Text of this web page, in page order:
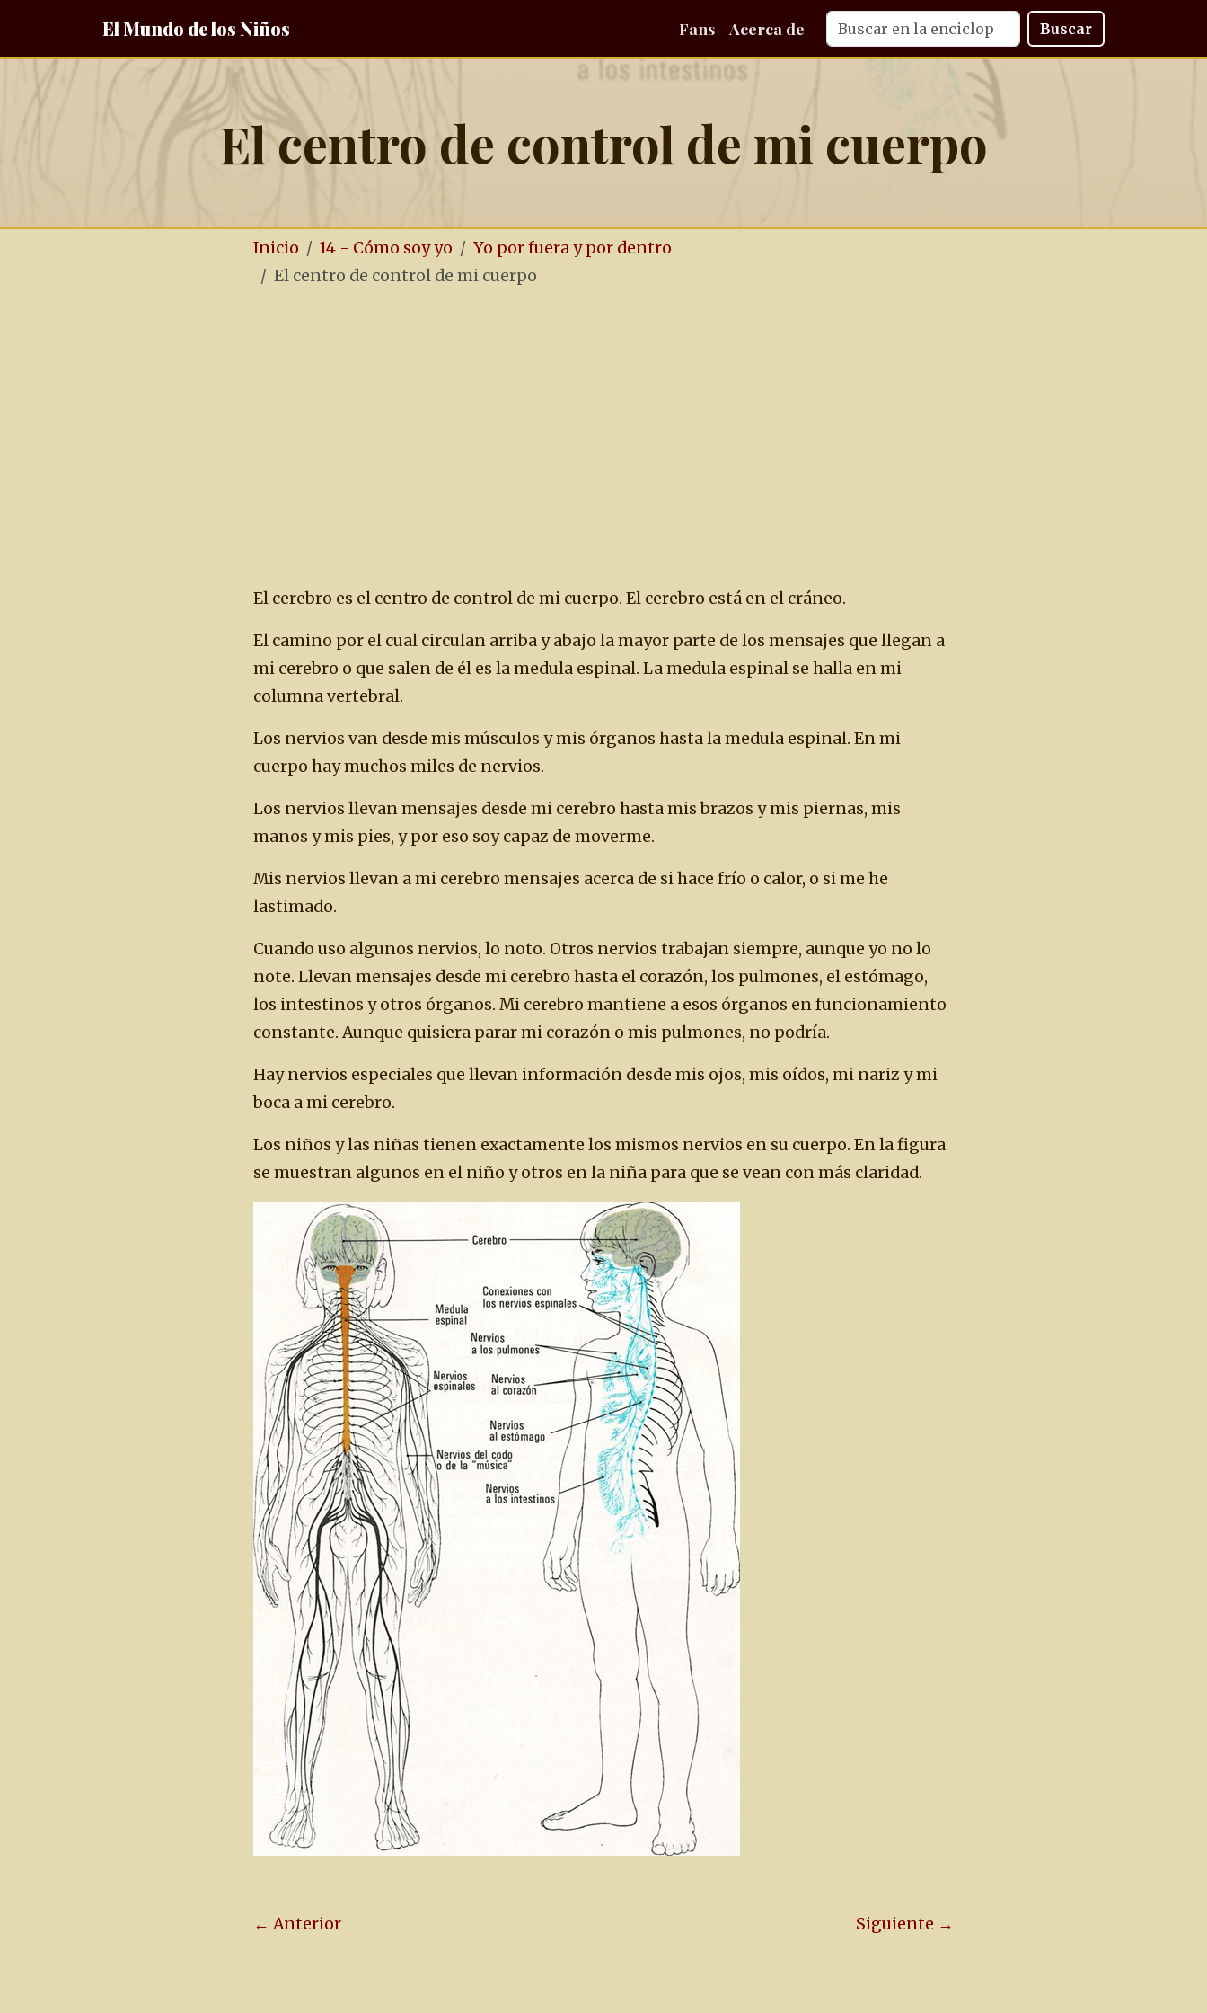
El Mundo de los Niños Fans Acerca de Buscar
El centro de control de mi cuerpo
Inicio 14 - Cómo soy yo
Yo por fuera y por dentro
El centro de control de mi cuerpo
El cerebro es el centro de control de mi cuerpo. El cerebro está en el cráneo.
El camino por el cual circulan arriba y abajo la mayor parte de los mensajes que llegan a
mi cerebro o que salen de él es la medula espinal. La medula espinal se halla en mi
columna vertebral.
Los nervios van desde mis músculos y mis órganos hasta la medula espinal. En mi
cuerpo hay muchos miles de nervios.
Los nervios llevan mensajes desde mi cerebro hasta mis brazos y mis piernas, mis
manos y mis pies, y por eso soy capaz de moverme.
Mis nervios llevan a mi cerebro mensajes acerca de si hace frío o calor, o si me he
lastimado.
Cuando uso algunos nervios, lo noto. Otros nervios trabajan siempre, aunque yo no lo
note. Llevan mensajes desde mi cerebro hasta el corazón, los pulmones, el estómago,
los intestinos y otros órganos. Mi cerebro mantiene a esos órganos en funcionamiento
constante. Aunque quisiera parar mi corazón o mis pulmones, no podría.
Hay nervios especiales que llevan información desde mis ojos, mis oídos, mi nariz y mi
boca a mi cerebro.
Los niños y las niñas tienen exactamente los mismos nervios en su cuerpo. En la figura
se muestran algunos en el niño y otros en la niña para que se vean con más claridad.
← Anterior Siguiente →